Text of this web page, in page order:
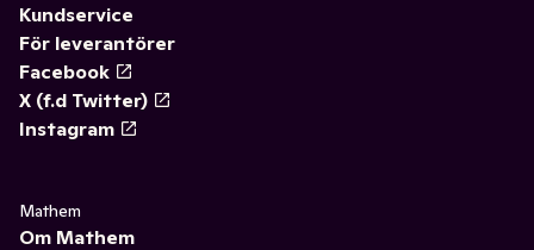
Kundservice
För leverantörer
Facebook
X (f.d Twitter)
Instagram
Mathem
Om Mathem